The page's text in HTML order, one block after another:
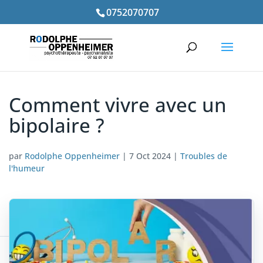
0752070707
Comment vivre avec un
bipolaire ?
par Rodolphe Oppenheimer | 7 Oct 2024 | Troubles de
l'humeur